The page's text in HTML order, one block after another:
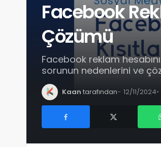
Facebook
Çözümü
Facebook reklam
sorunun nedenlerini ve
Kaan tarafından 12/11/2024